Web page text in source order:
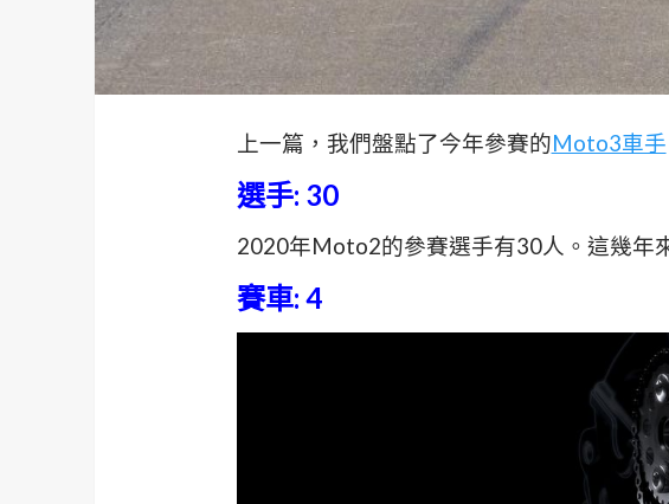
上一篇，我們盤點了今年參賽的Moto3車手
選手: 30
2020年Moto2的參賽選手有30人。這幾年
賽車: 4